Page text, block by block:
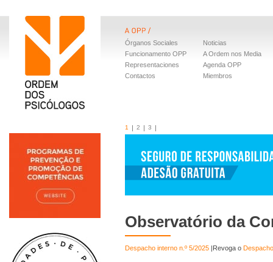
Órganos Sociales
Funcionamento OPP
Representaciones
Contactos
Noticias
A Ordem nos Media
Agenda OPP
Miembros
1 2 3
Observatório da
Despacho interno n.º 5/2025 |Revoga o